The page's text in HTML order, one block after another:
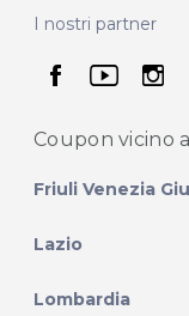
I nostri partner
seguici
Coupon vicino
Friuli Venezia
Lazio
Lombardia